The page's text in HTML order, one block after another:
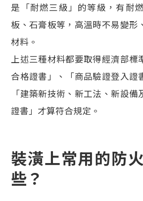
是「耐燃三級」的等級，有耐
板、石膏板等，高溫時不易變形
材料。
上述三種材料都要取得經濟部標
合格證書」、「商品驗證登入證
「建築新技術、新工法、新設
證書」才算符合規定。
裝潢上常用的防
些？